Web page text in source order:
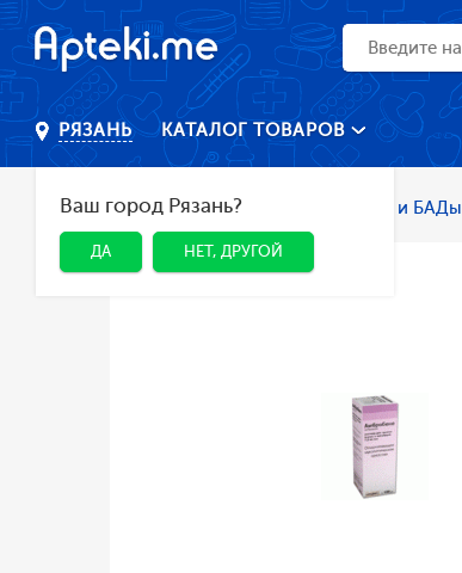
РЯЗАНЬ
Ваш город Рязань?
ДА НЕТ, ДРУГОЙ
КАТАЛОГ ТОВАРОВ
Главная Каталог Лекарства и БАДы